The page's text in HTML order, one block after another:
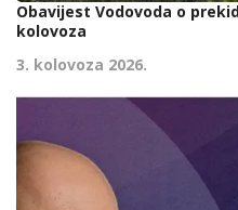
Obavijest Vodovoda o
kolovoza
3. kolovoza 2026.